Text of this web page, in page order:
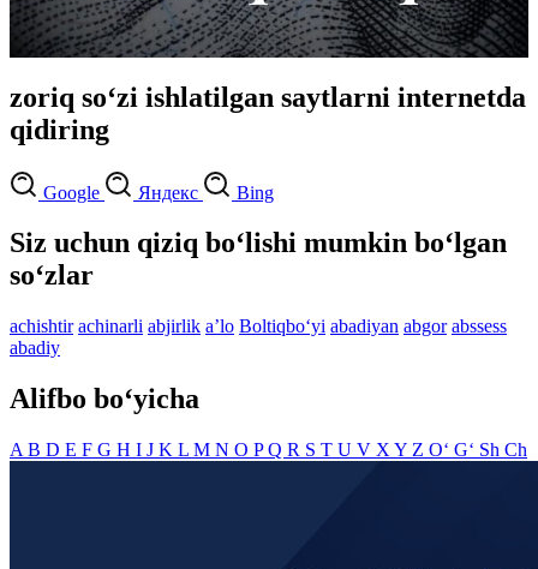
zoriq so‘zi ishlatilgan saytlarni internetda
qidiring
Google Яндекс Bing
Siz uchun qiziq bo‘lishi mumkin bo‘lgan
so‘zlar
achishtir achinarli abjirlik aʼlo Boltiqbo‘yi abadiyan abgor abssess
abadiy
Alifbo bo‘yicha
A B D E F G H I J K L M N O PQ R S T U V X Y Z O‘ G‘ Sh Ch